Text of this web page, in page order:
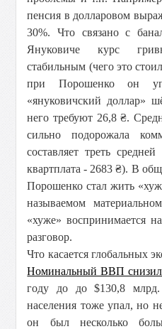
пенсия в долларовом
30%. Что связано с
Януковиче курс
стабильным (чего это
при Порошенко он
«януковичский доллар»
него требуют 26,8 ₴.
сильно подорожала
составляет треть
квартплата - 2683 ₴). В
Порошенко стал жить
называемом
«хуже» воспринимается
разговор.
Что касается глобальных
Номинальный ВВП
году до до $130,8
населения тоже упал, но
он был несколько